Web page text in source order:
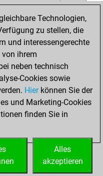
0
0
0
Technologien,
zu stellen, die
und interessengerechte
ihrem
neben technisch
Cookies sowie
Hierkönnen Sie der
und Marketing-Cookies
finden Sie in
Alles
akzeptieren